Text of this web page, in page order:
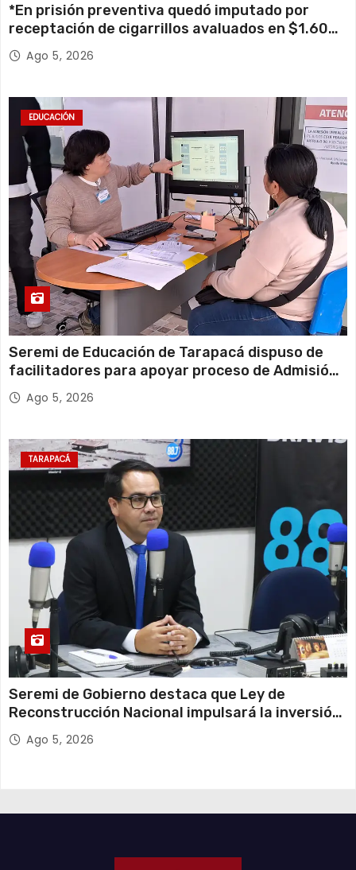
*En prisión preventiva quedó imputado por
receptación de cigarrillos avaluados en $1.600
millones*
Ago 5, 2026
EDUCACIÓN
Seremi de Educación de Tarapacá dispuso de
facilitadores para apoyar proceso de Admisión
Escolar 2027
Ago 5, 2026
TARAPACÁ
Seremi de Gobierno destaca que Ley de
Reconstrucción Nacional impulsará la inversión
y el empleo en Tarapacá
Ago 5, 2026